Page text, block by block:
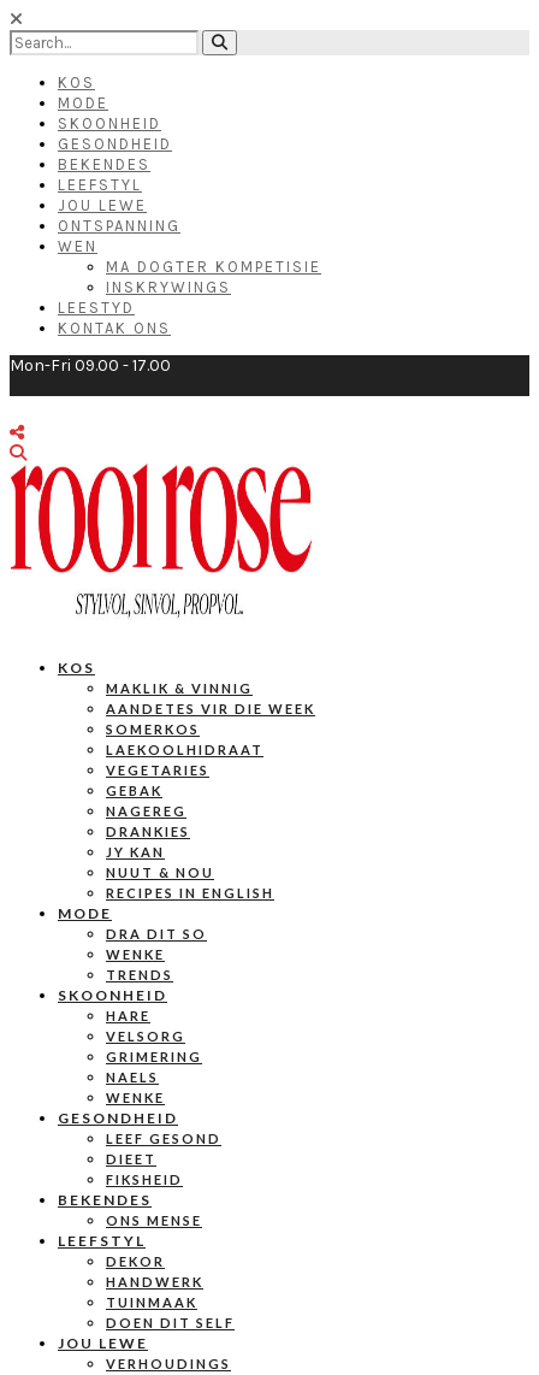
KOS
MODE
SKOONHEID
GESONDHEID
BEKENDES
LEEFSTYL
JOU LEWE
ONTSPANNING
WEN
MA DOGTER KOMPETISIE
INSKRYWINGS
LEESTYD
KONTAK ONS
Mon-Fri 09.00 - 17.00
KOS
MAKLIK & VINNIG
AANDETES VIR DIE WEEK
SOMERKOS
LAEKOOLHIDRAAT
VEGETARIES
GEBAK
NAGEREG
DRANKIES
JY KAN
NUUT & NOU
RECIPES IN ENGLISH
MODE
DRA DIT SO
WENKE
TRENDS
SKOONHEID
HARE
VELSORG
GRIMERING
NAELS
WENKE
GESONDHEID
LEEF GESOND
DIEET
FIKSHEID
BEKENDES
ONS MENSE
LEEFSTYL
DEKOR
HANDWERK
TUINMAAK
DOEN DIT SELF
JOU LEWE
VERHOUDINGS